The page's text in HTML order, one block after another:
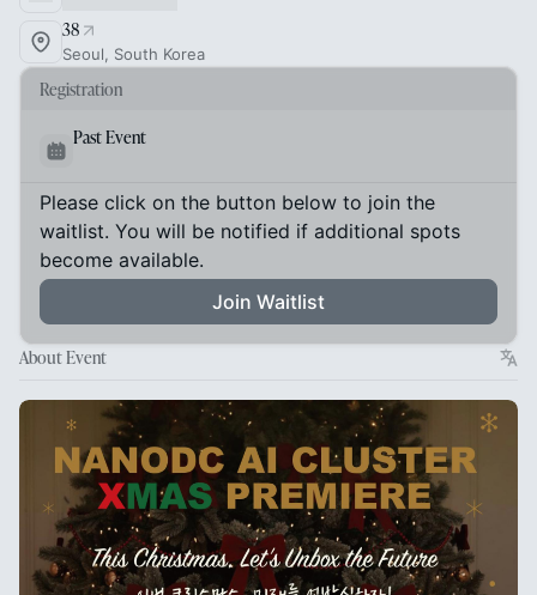
38
Seoul, South Korea
Registration
Past Event
Please click on the button below to join the
waitlist. You will be notified if additional spots
become available.
Join Waitlist
About Event